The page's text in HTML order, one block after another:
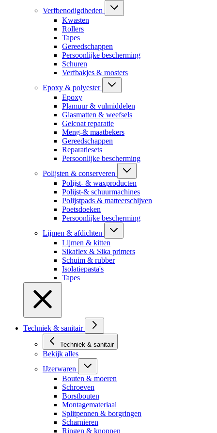
Verfbenodigdheden
Kwasten
Rollers
Tapes
Gereedschappen
Persoonlijke bescherming
Schuren
Verfbakjes & roosters
Epoxy & polyester
Epoxy
Plamuur & vulmiddelen
Glasmatten & weefsels
Gelcoat reparatie
Meng-& maatbekers
Gereedschappen
Reparatiesets
Persoonlijke bescherming
Polijsten & conserveren
Polijst- & waxproducten
Polijst-& schuurmachines
Polijstpads & matteerschijven
Poetsdoeken
Persoonlijke bescherming
Lijmen & afdichten
Lijmen & kitten
Sikaflex & Sika primers
Schuim & rubber
Isolatiepasta's
Tapes
Techniek & sanitair
Techniek & sanitair
Bekijk alles
IJzerwaren
Bouten & moeren
Schroeven
Borstbouten
Montagemateriaal
Splitpennen & borgringen
Scharnieren
Ringen & knoppen